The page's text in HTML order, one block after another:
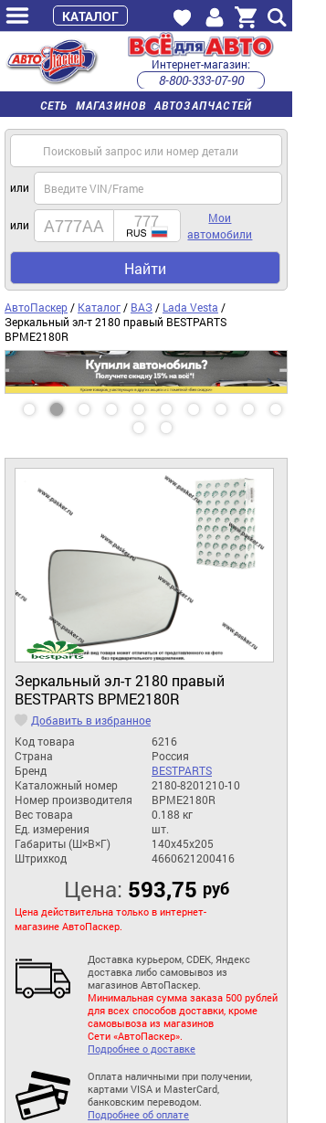
СЕТЬ МАГАЗИНОВ АВТОЗАПЧАСТЕЙ
Интернет-магазин:
8-800-333-07-90
часы работы с 9:00 до 22:00 (пн-пт)
или
или
Мои
автомобили
Найти
АвтоПаскер / Каталог / ВАЗ / Lada Vesta /
Зеркальный эл-т 2180 правый BESTPARTS
BPME2180R
Зеркальный эл-т 2180 правый
BESTPARTS BPME2180R
Добавить в избранное
Код товара
6216
Страна
Россия
Бренд
BESTPARTS
Каталожный номер
2180-8201210-10
Номер производителя
BPME2180R
Вес товара
0.188 кг
Ед. измерения
шт.
Габариты (Ш×В×Г)
140x45x205
Штрихкод
4660621200416
Цена: 593,75 руб
Цена действительна только в интернет-
магазине АвтоПаскер.
Доставка курьером, CDEK, Яндекс
доставка либо самовывоз из
магазинов АвтоПаскер.
Минимальная сумма заказа 500 рублей
для всех способов доставки, кроме
самовывоза из магазинов
Сети «АвтоПаскер».
Подробнее о доставке
Оплата наличными при получении,
картами VISA и MasterCard,
банковским переводом.
Подробнее об оплате
КАТАЛОГ